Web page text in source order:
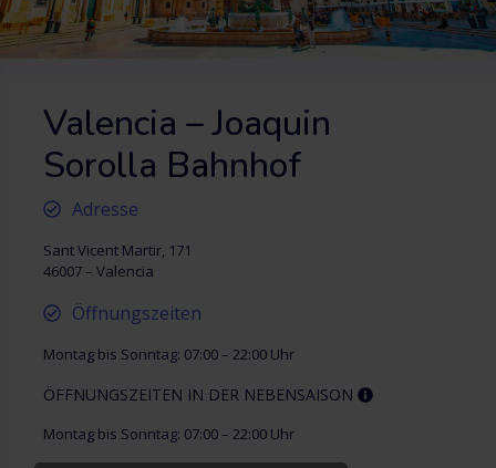
Valencia – Joaquin
Sorolla Bahnhof
Adresse
Sant Vicent Martir, 171
46007 – Valencia
Öffnungszeiten
Montag bis Sonntag: 07:00 – 22:00 Uhr
ÖFFNUNGSZEITEN IN DER NEBENSAISON
Montag bis Sonntag: 07:00 – 22:00 Uhr